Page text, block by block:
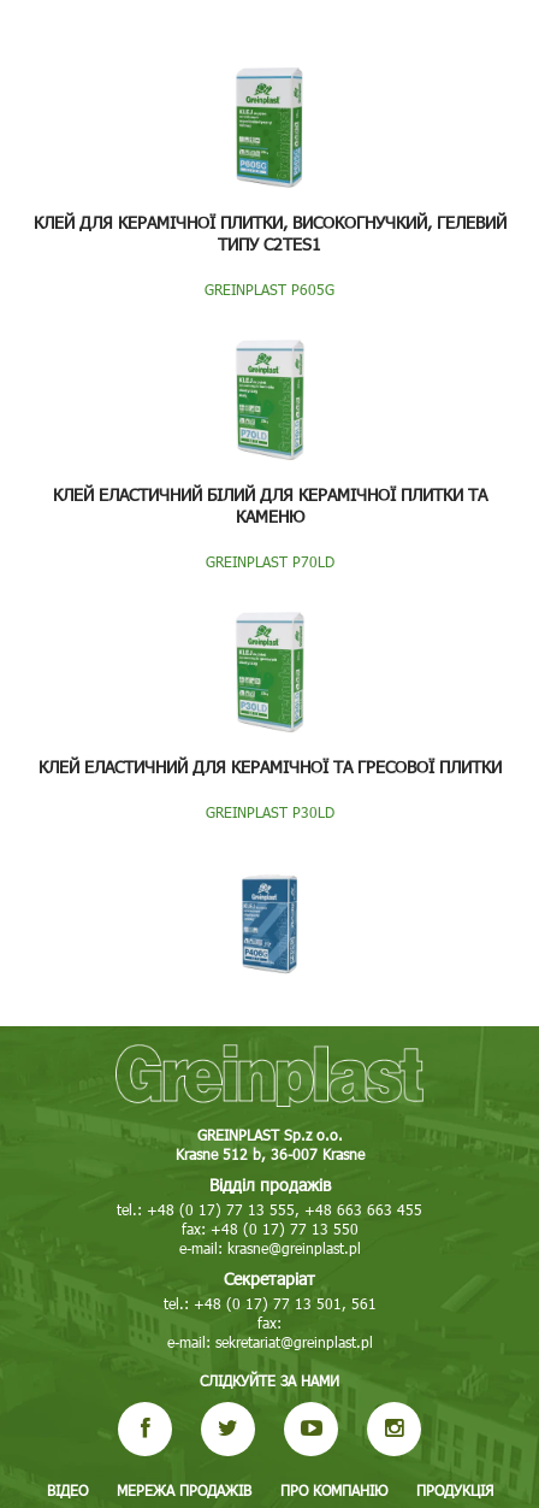
КЛЕЙ ДЛЯ КЕРАМІЧНОЇ ПЛИТКИ, ВИСОКОГНУЧКИЙ, ГЕЛЕВИЙ
ТИПУ C2TES1
GREINPLAST P605G
КЛЕЙ ЕЛАСТИЧНИЙ БІЛИЙ ДЛЯ КЕРАМІЧНОЇ ПЛИТКИ ТА
КАМЕНЮ
GREINPLAST P70LD
КЛЕЙ ЕЛАСТИЧНИЙ ДЛЯ КЕРАМІЧНОЇ ТА ГРЕСОВОЇ ПЛИТКИ
GREINPLAST P30LD
GREINPLAST Sp.z o.o.
Krasne 512 b, 36-007 Krasne
Відділ продажів
tel.: +48 (0 17) 77 13 555, +48 663 663 455
fax: +48 (0 17) 77 13 550
e-mail: krasne@greinplast.pl
Секретаріат
tel.: +48 (0 17) 77 13 501, 561
fax:
e-mail: sekretariat@greinplast.pl
СЛІДКУЙТЕ ЗА НАМИ
ВІДЕО МЕРЕЖА ПРОДАЖІВ ПРО КОМПАНІЮ
ПРОДУКЦІЯ